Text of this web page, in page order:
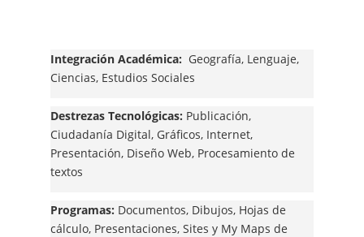
Integración Académica: Geografía, Lenguaje,
Ciencias, Estudios Sociales
Destrezas Tecnológicas: Publicación,
Ciudadanía Digital, Gráficos, Internet,
Presentación, Diseño Web, Procesamiento de
textos
Programas: Documentos, Dibujos, Hojas de
cálculo, Presentaciones, Sites y My Maps de